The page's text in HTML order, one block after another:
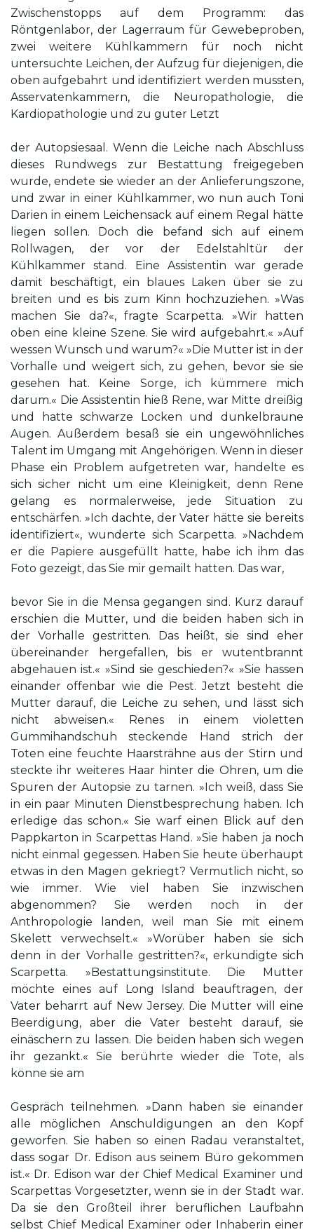
Zwischenstopps auf dem Programm: das
Röntgenlabor, der Lagerraum für Gewebeproben,
zwei weitere Kühlkammern für noch nicht
untersuchte Leichen, der Aufzug für diejenigen, die
oben aufgebahrt und identifiziert werden mussten,
Asservatenkammern, die Neuropathologie, die
Kardiopathologie und zu guter Letzt
der Autopsiesaal. Wenn die Leiche nach Abschluss
dieses Rundwegs zur Bestattung freigegeben
wurde, endete sie wieder an der Anlieferungszone,
und zwar in einer Kühlkammer, wo nun auch Toni
Darien in einem Leichensack auf einem Regal hätte
liegen sollen. Doch die befand sich auf einem
Rollwagen, der vor der Edelstahltür der
Kühlkammer stand. Eine Assistentin war gerade
damit beschäftigt, ein blaues Laken über sie zu
breiten und es bis zum Kinn hochzuziehen. »Was
machen Sie da?«, fragte Scarpetta. »Wir hatten
oben eine kleine Szene. Sie wird aufgebahrt.« »Auf
wessen Wunsch und warum?« »Die Mutter ist in der
Vorhalle und weigert sich, zu gehen, bevor sie sie
gesehen hat. Keine Sorge, ich kümmere mich
darum.« Die Assistentin hieß Rene, war Mitte dreißig
und hatte schwarze Locken und dunkelbraune
Augen. Außerdem besaß sie ein ungewöhnliches
Talent im Umgang mit Angehörigen. Wenn in dieser
Phase ein Problem aufgetreten war, handelte es
sich sicher nicht um eine Kleinigkeit, denn Rene
gelang es normalerweise, jede Situation zu
entschärfen. »Ich dachte, der Vater hätte sie bereits
identifiziert«, wunderte sich Scarpetta. »Nachdem
er die Papiere ausgefüllt hatte, habe ich ihm das
Foto gezeigt, das Sie mir gemailt hatten. Das war,
bevor Sie in die Mensa gegangen sind. Kurz darauf
erschien die Mutter, und die beiden haben sich in
der Vorhalle gestritten. Das heißt, sie sind eher
übereinander hergefallen, bis er wutentbrannt
abgehauen ist.« »Sind sie geschieden?« »Sie hassen
einander offenbar wie die Pest. Jetzt besteht die
Mutter darauf, die Leiche zu sehen, und lässt sich
nicht abweisen.« Renes in einem violetten
Gummihandschuh steckende Hand strich der
Toten eine feuchte Haarsträhne aus der Stirn und
steckte ihr weiteres Haar hinter die Ohren, um die
Spuren der Autopsie zu tarnen. »Ich weiß, dass Sie
in ein paar Minuten Dienstbesprechung haben. Ich
erledige das schon.« Sie warf einen Blick auf den
Pappkarton in Scarpettas Hand. »Sie haben ja noch
nicht einmal gegessen. Haben Sie heute überhaupt
etwas in den Magen gekriegt? Vermutlich nicht, so
wie immer. Wie viel haben Sie inzwischen
abgenommen? Sie werden noch in der
Anthropologie landen, weil man Sie mit einem
Skelett verwechselt.« »Worüber haben sie sich
denn in der Vorhalle gestritten?«, erkundigte sich
Scarpetta. »Bestattungsinstitute. Die Mutter
möchte eines auf Long Island beauftragen, der
Vater beharrt auf New Jersey. Die Mutter will eine
Beerdigung, aber die Vater besteht darauf, sie
einäschern zu lassen. Die beiden haben sich wegen
ihr gezankt.« Sie berührte wieder die Tote, als
könne sie am
Gespräch teilnehmen. »Dann haben sie einander
alle möglichen Anschuldigungen an den Kopf
geworfen. Sie haben so einen Radau veranstaltet,
dass sogar Dr. Edison aus seinem Büro gekommen
ist.« Dr. Edison war der Chief Medical Examiner und
Scarpettas Vorgesetzter, wenn sie in der Stadt war.
Da sie den Großteil ihrer beruflichen Laufbahn
selbst Chief Medical Examiner oder Inhaberin einer